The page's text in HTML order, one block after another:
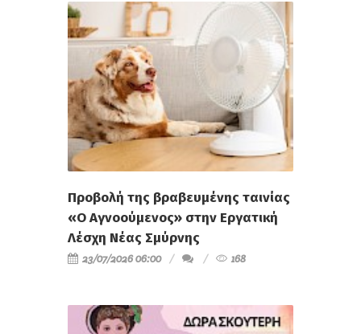
Προβολή της βραβευμένης ταινίας
«Ο Αγνοούμενος» στην Εργατική
Λέσχη Νέας Σμύρνης
23/07/2026 06:00 168